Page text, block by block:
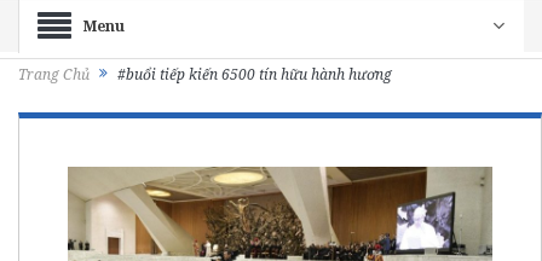
Menu
Trang Chủ #buổi tiếp kiến 6500 tín hữu hành hương